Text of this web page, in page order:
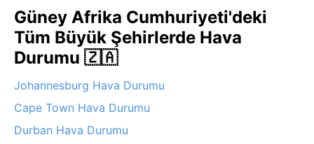
Güney Afrika Cumhuriyeti'deki
Tüm Büyük Şehirlerde Hava
Durumu 🇿🇦
Johannesburg Hava Durumu
Cape Town Hava Durumu
Durban Hava Durumu